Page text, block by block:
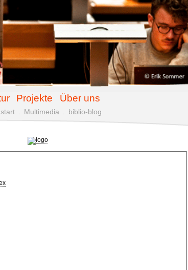
Projekte Über uns
Multimedia biblio-blog